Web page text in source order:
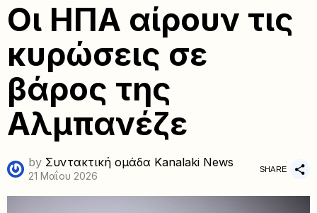
Οι ΗΠΑ αίρουν τις
κυρώσεις σε
βάρος της
Αλμπανέζε
by Συντακτική ομάδα Kanalaki News
21 Μαΐου 2026
SHARE